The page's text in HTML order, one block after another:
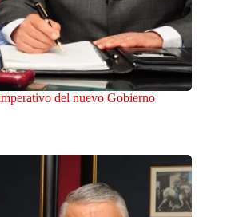
del nuevo Gobierno